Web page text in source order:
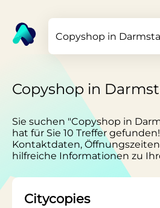
Copyshop in
Sie suchen "Copyshop in
hat für Sie 10 Treffer
Kontaktdaten,
hilfreiche Informationen zu
Citycopies